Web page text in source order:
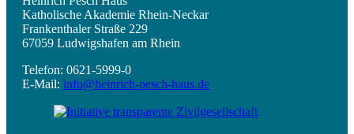
Katholische Akademie Rhein-Neckar
Frankenthaler Straße 229
67059 Ludwigshafen am Rhein
Telefon: 0621-5999-0
E-Mail: info@heinrich-pesch-haus.de